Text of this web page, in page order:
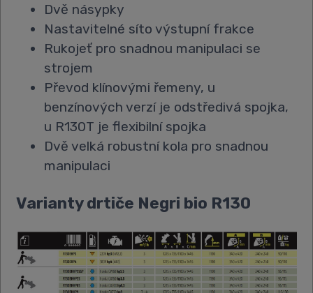
Dvě násypky
Nastavitelné síto výstupní frakce
Rukojeť pro snadnou manipulaci se
strojem
Převod klínovými řemeny, u
benzínových verzí je odstředivá spojka,
u R130T je flexibilní spojka
Dvě velká robustní kola pro snadnou
manipulaci
Varianty drtiče Negri bio R130